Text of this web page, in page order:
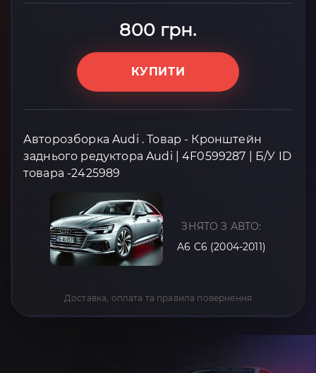
800 грн.
КУПИТИ
Авторозборка Audi . Товар - Кронштейн
заднього редуктора Audi | 4F0599287 | Б/У ID
товара -2425989
ЗНЯТО З АВТО:
A6 C6 (2004-2011)
Доставка, оплата та правила повернення